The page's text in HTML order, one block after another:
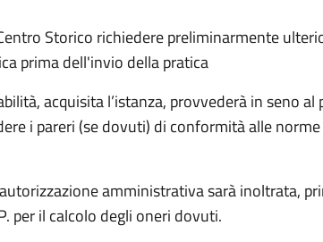
Storico richiedere preliminarmente
prima dell'invio della pratica
acquisita l’istanza, provvederà in seno
i pareri (se dovuti) di conformità alle
amministrativa sarà inoltrata,
per il calcolo degli oneri dovuti.